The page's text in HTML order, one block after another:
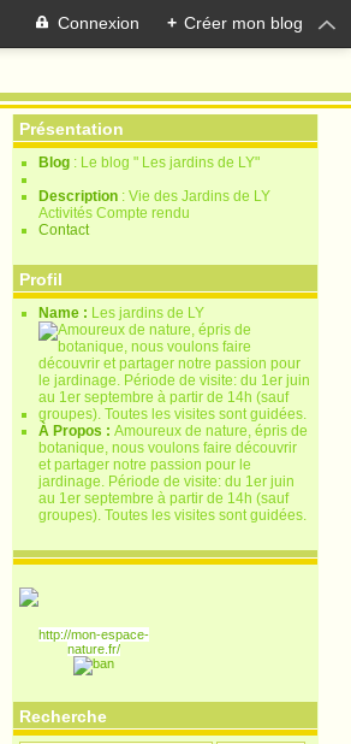
Connexion + Créer mon blog
Présentation
Blog : Le blog " Les jardins de LY"
Description : Vie des Jardins de LY
Activités Compte rendu
Contact
Profil
Name : Les jardins de LY
À Propos :Amoureux de nature, épris de
botanique, nous voulons faire découvrir
et partager notre passion pour le
jardinage. Période de visite: du 1er juin
au 1er septembre à partir de 14h (sauf
groupes). Toutes les visites sont guidées.
http://mon-espace-
nature.fr/
Recherche